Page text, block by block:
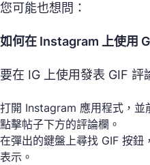
您可能也想問：
如何在 Instagram 上使用
要在 IG 上使用發表 GIF 評
打開 Instagram 應用程式，並
點擊帖子下方的評論欄。
在彈出的鍵盤上尋找 GIF 按鈕
表示。